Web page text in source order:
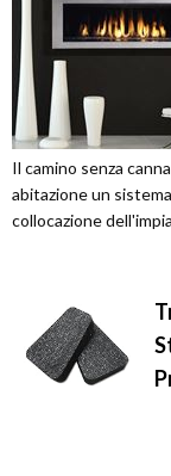
Il camino senza
abitazione un
collocazione